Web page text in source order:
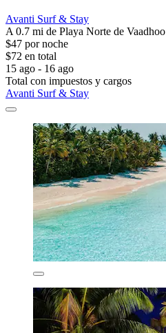
Avanti Surf & Stay
A 0.7 mi de Playa Norte de Vaadhoo
$47 por noche
$72 en total
15 ago - 16 ago
Total con impuestos y cargos
Avanti Surf & Stay